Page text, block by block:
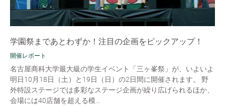
学園祭まであとわずか！注目の企画をピックアップ！
開催レポート
名古屋商科大学最大級の学生イベント「三ヶ峯祭」が、いよいよ
明日10月18日（土）と19日（日）の2日間に開催されます。 野
外特設ステージでは多彩なステージ企画が繰り広げられるほか、
会場には40店舗を超える模...